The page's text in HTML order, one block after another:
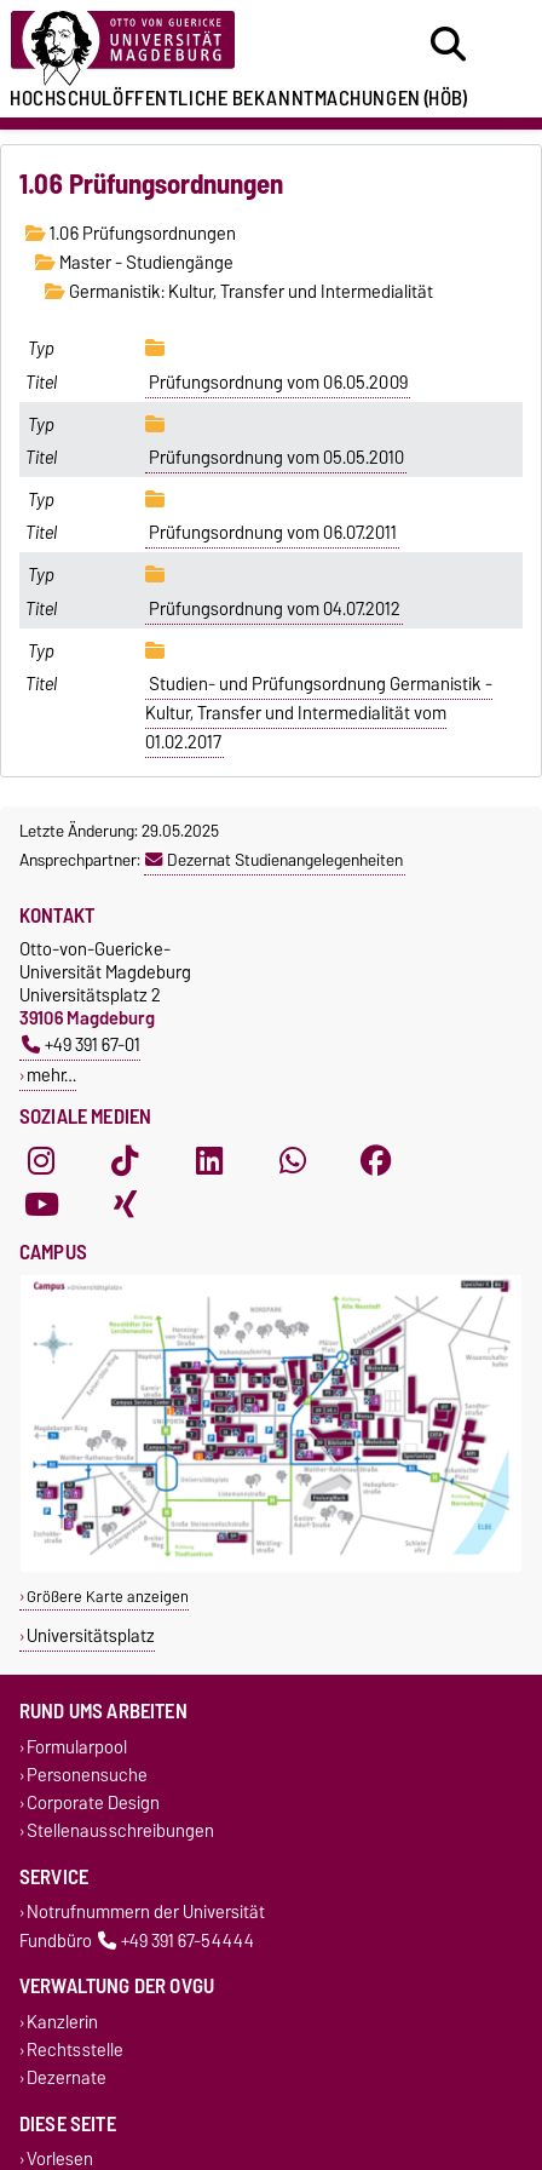
HOCHSCHULÖFFENTLICHEBEKANNTMACHUNGEN(HÖB)
1.06 Prüfungsordnungen
1.06 Prüfungsordnungen
Master - Studiengänge
Germanistik: Kultur, Transfer und Intermedialität
Prüfungsordnung vom 06.05.2009
Prüfungsordnung vom 05.05.2010
Prüfungsordnung vom 06.07.2011
Prüfungsordnung vom 04.07.2012
Studien- und Prüfungsordnung Germanistik -
Kultur, Transfer und Intermedialität vom
01.02.2017
Letzte Änderung: 29.05.2025
Ansprechpartner:
Dezernat Studienangelegenheiten
SOZIALE MEDIEN
KONTAKT
Otto-von-Guericke-
Universität Magdeburg
Universitätsplatz 2
39106 Magdeburg
+49 391 67-01
mehr…
CAMPUS
Größere Karte anzeigen
Universitätsplatz
RUND UMS ARBEITEN
Formularpool
Personensuche
Corporate Design
Stellenausschreibungen
SERVICE
Notrufnummern der Universität
Fundbüro
+49 391 67-54444
VERWALTUNG DER OVGU
Kanzlerin
Rechtsstelle
Dezernate
DIESE SEITE
Vorlesen